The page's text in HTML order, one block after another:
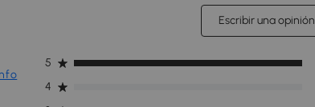
Escribir una opinión
4
5